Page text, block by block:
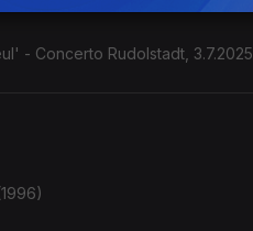
- Concerto Rudolstadt, 3.7.2025